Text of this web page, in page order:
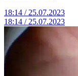
18:14 / 25.07.2023
18:14 / 25.07.2023